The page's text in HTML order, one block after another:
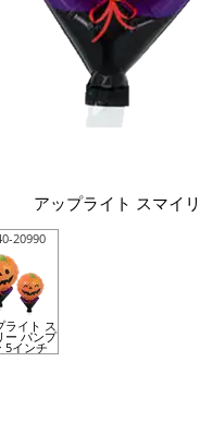
アップライト スマイ
20990
ライト ス
ー パンプ
5インチ